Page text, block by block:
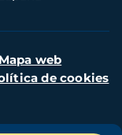
Mapa web
de cookies